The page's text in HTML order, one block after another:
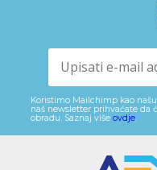
Koristimo Mailchimp kao
naš newsletter prihvaćate da
obradu. Saznaj više ovdje